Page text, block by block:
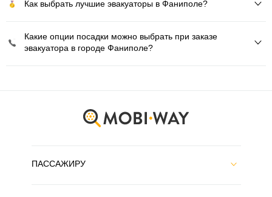
Как выбрать лучшие эвакуаторы в Фаниполе?
Какие опции посадки можно выбрать при заказе
эвакуатора в городе Фаниполе?
ПАССАЖИРУ